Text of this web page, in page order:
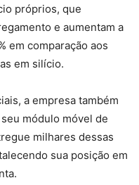
próprios, que
e aumentam a
em comparação aos
em silício.
a empresa também
módulo móvel de
milhares dessas
sua posição em